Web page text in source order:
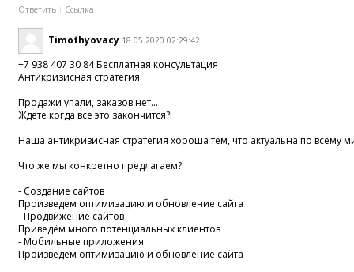
Ответить Ссылка
Timothyovacy 18.05.2020 02:29:42
+7 938 407 30 84 Бесплатная консультация
Антикризисная стратегия
Продажи упали, заказов нет...
Ждете когда все это закончится?!
Наша антикризисная стратегия хороша тем, что актуальна по
Что же мы конкретно предлагаем?
- Создание сайтов
Произведем оптимизацию и обновление сайта
- Продвижение сайтов
Приведём много потенциальных клиентов
- Мобильные приложения
Произведем оптимизацию и обновление сайта